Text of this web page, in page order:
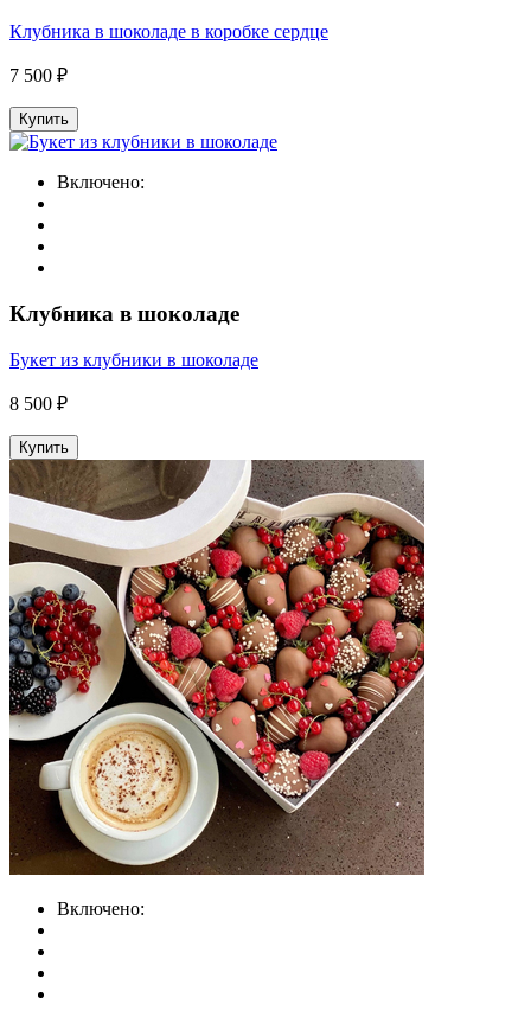
Клубника в шоколаде в коробке сердце
7 500 ₽
Купить
Включено:
Клубника в шоколаде
Букет из клубники в шоколаде
8 500 ₽
Купить
Включено: